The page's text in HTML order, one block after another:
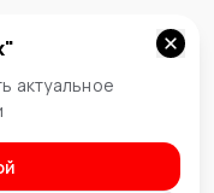
"
актуальное